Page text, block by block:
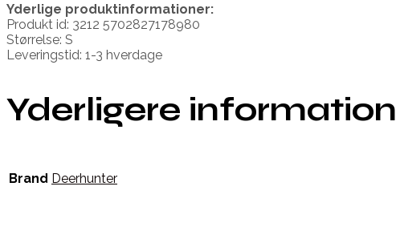
Yderlige produktinformationer:
Produkt id: 3212 5702827178980
Størrelse: S
Leveringstid: 1-3 hverdage
Yderligere information
Brand Deerhunter